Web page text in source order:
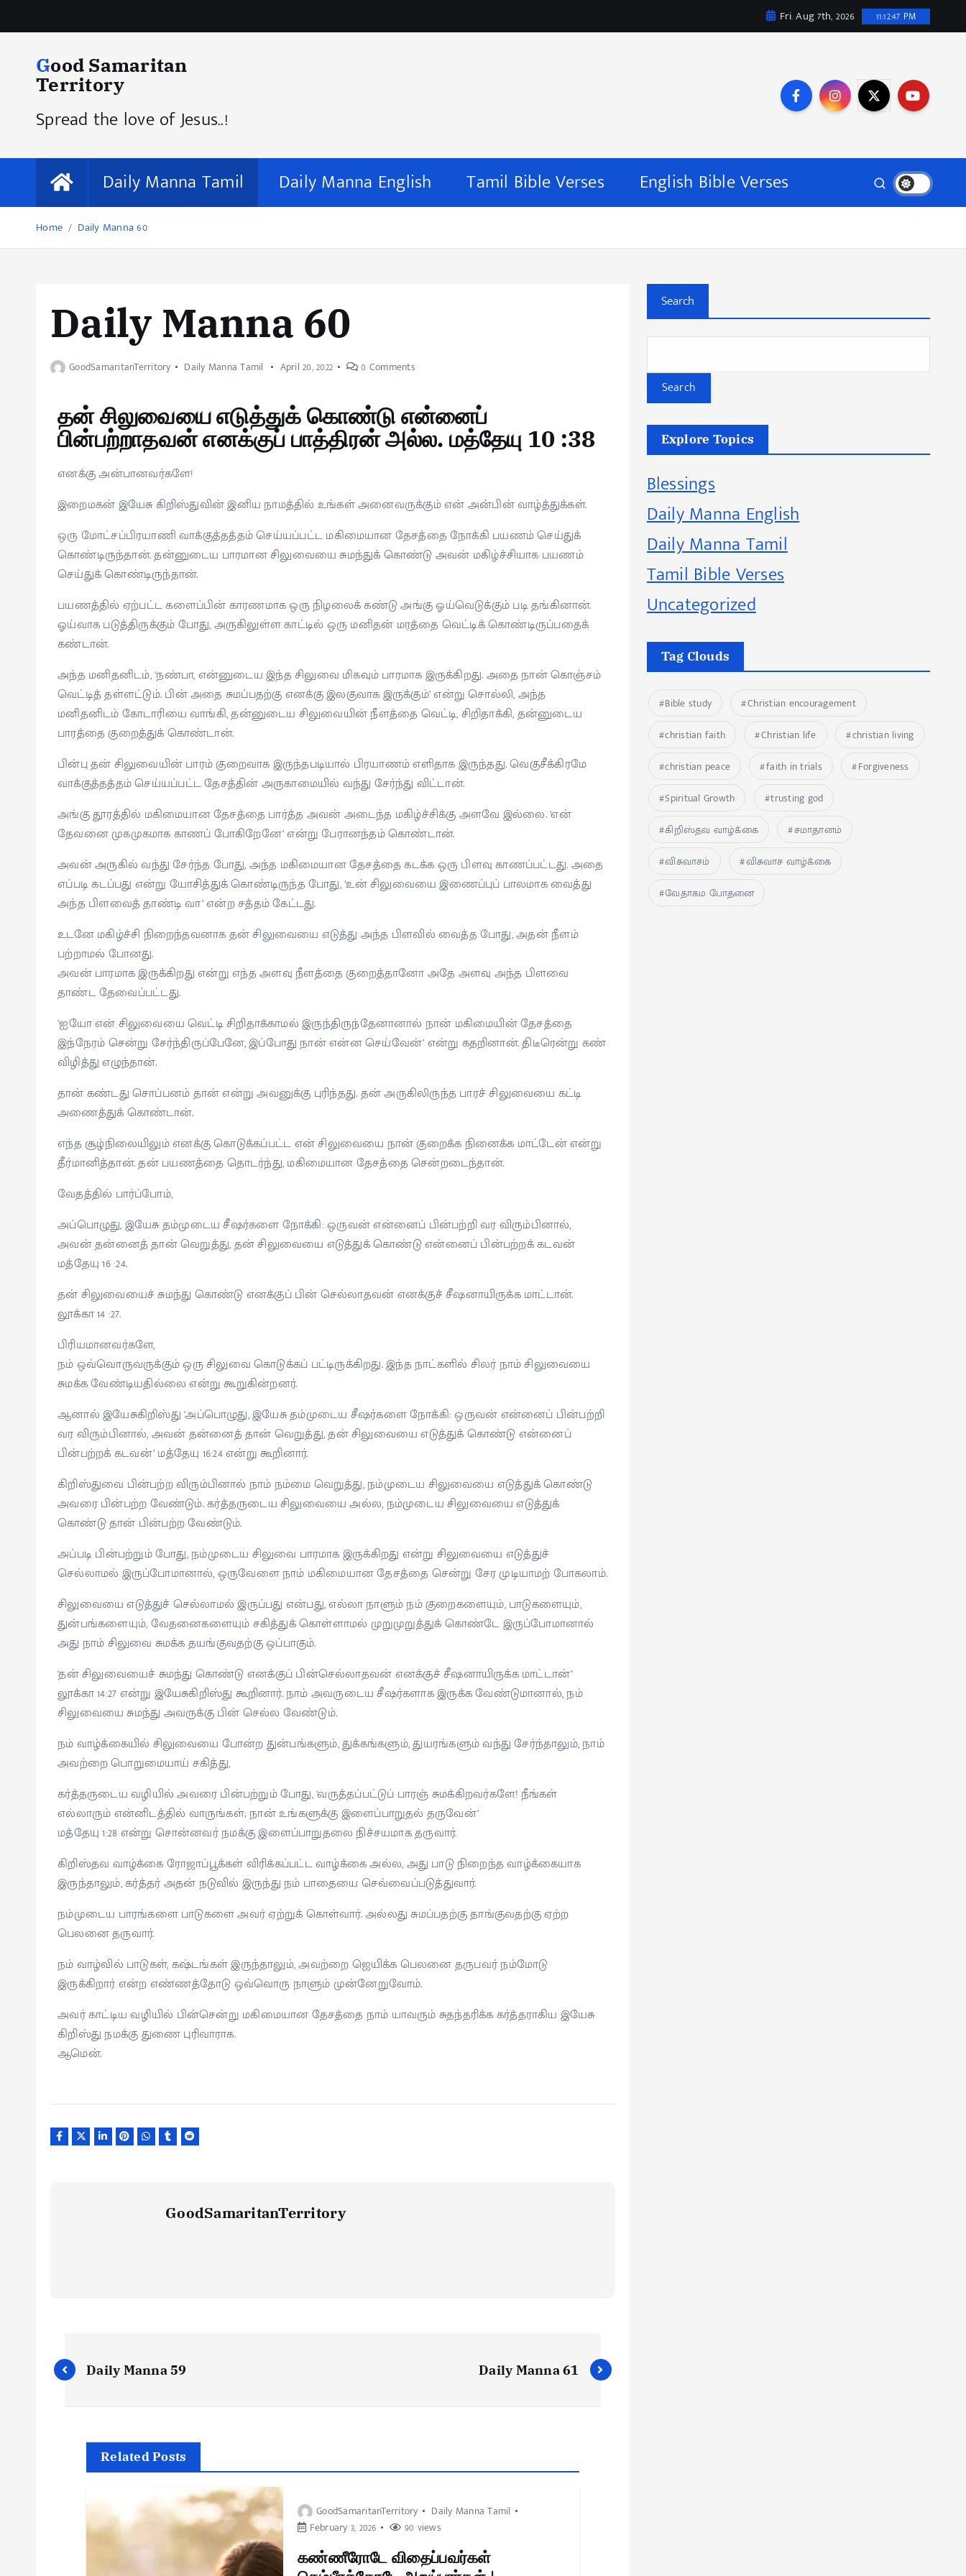
Fri. Aug 7th, 2026 11:12:48 PM
Good Samaritan
Territory
Spread the love of Jesus..!
Daily Manna Tamil Daily Manna English Tamil Bible Verses English Bible Verses
Home Daily Manna 60
Daily Manna 60
GoodSamaritanTerritory Daily Manna Tamil April 20, 2022 0 Comments
தன் சிலுவையை எடுத்துக் கொண்டு என்னைப்
பின்பற்றாதவன் எனக்குப் பாத்திரன் அல்ல. மத்தேயு 10 :38
எனக்கு அன்பானவர்களே!
இறைமகன் இயேசு கிறிஸ்துவின் இனிய நாமத்தில் உங்கள் அனைவருக்கும் என் அன்பின் வாழ்த்துக்கள்.
ஒரு மோட்சப்பிரயாணி வாக்குத்தத்தம் செய்யப்பட்ட மகிமையான தேசத்தை நோக்கி பயணம் செய்துக்
கொண்டிருந்தான். தன்னுடைய பாரமான சிலுவையை சுமந்துக் கொண்டு அவன் மகிழ்ச்சியாக பயணம்
செய்துக் கொண்டிருந்தான்.
பயணத்தில் ஏற்பட்ட களைப்பின் காரணமாக ஒரு நிழலைக் கண்டு அங்கு ஓய்வெடுக்கும் படி தங்கினான்.
ஓய்வாக படுத்திருக்கும் போது, அருகிலுள்ள காட்டில் ஒரு மனிதன் மரத்தை வெட்டிக் கொண்டிருப்பதைக்
கண்டான்.
அந்த மனிதனிடம், ‘நண்பா, என்னுடைய இந்த சிலுவை மிகவும் பாரமாக இருக்கிறது. அதை நான் கொஞ்சம்
வெட்டித் தள்ளட்டும். பின் அதை சுமப்பதற்கு எனக்கு இலகுவாக இருக்கும்’ என்று சொல்லி, அந்த
மனிதனிடம் கோடாரியை வாங்கி, தன்னுடைய சிலுவையின் நீளத்தை வெட்டி, சிறிதாக்கி, தன்னுடைய
பாரத்தை குறைத்துக் கொண்டான்.
பின்பு தன் சிலுவையின் பாரம் குறைவாக இருந்தபடியால் பிரயாணம் எளிதாக இருந்தது. வெகுசீக்கிரமே
வாக்குத்தத்தம் செய்யப்பட்ட தேசத்தின் அருகாமையில் வந்து சேர்ந்து விட்டான்.
அங்கு தூரத்தில் மகிமையான தேசத்தை பார்த்த அவன் அடைந்த மகிழ்ச்சிக்கு அளவே இல்லை. ‘என்
தேவனை முகமுகமாக காணப் போகிறேனே’ என்று பேரானந்தம் கொண்டான்.
அவன் அருகில் வந்து சேர்ந்த போது, அந்த மகிமையான தேசத்தை கடக்க ஒரு பிளவு காணப்பட்டது. அதை
எப்படி கடப்பது என்று யோசித்துக் கொண்டிருந்த போது, ‘உன் சிலுவையை இணைப்புப் பாலமாக வைத்து
அந்த பிளவைத் தாண்டி வா’ என்ற சத்தம் கேட்டது.
உடனே மகிழ்ச்சி நிறைந்தவனாக தன் சிலுவையை எடுத்து அந்த பிளவில் வைத்த போது, அதன் நீளம்
பற்றாமல் போனது.
அவன் பாரமாக இருக்கிறது என்று எந்த அளவு நீளத்தை குறைத்தானோ அதே அளவு அந்த பிளவை
தாண்ட தேவைப்பட்டது.
‘ஐயோ என் சிலுவையை வெட்டி சிறிதாக்காமல் இருந்திருந்தேனானால் நான் மகிமையின் தேசத்தை
இந்நேரம் சென்று சேர்ந்திருப்பேனே, இப்போது நான் என்ன செய்வேன்’ என்று கதறினான். திடீரென்று கண்
விழித்து எழுந்தான்.
தான் கண்டது சொப்பனம் தான் என்று அவனுக்கு புரிந்தது. தன் அருகிலிருந்த பாரச் சிலுவையை கட்டி
அணைத்துக் கொண்டான்.
எந்த சூழ்நிலையிலும் எனக்கு கொடுக்கப்பட்ட என் சிலுவையை நான் குறைக்க நினைக்க மாட்டேன் என்று
தீர்மானித்தான். தன் பயணத்தை தொடர்ந்து, மகிமையான தேசத்தை சென்றடைந்தான்.
வேதத்தில் பார்ப்போம்,
அப்பொழுது, இயேசு தம்முடைய சீஷர்களை நோக்கி: ஒருவன் என்னைப் பின்பற்றி வர விரும்பினால்,
அவன் தன்னைத் தான் வெறுத்து, தன் சிலுவையை எடுத்துக் கொண்டு என்னைப் பின்பற்றக் கடவன்
மத்தேயு 16 :24.
தன் சிலுவையைச் சுமந்து கொண்டு எனக்குப் பின் செல்லாதவன் எனக்குச் சீஷனாயிருக்க மாட்டான்.
லூக்கா 14 :27.
பிரியமானவர்களே,
நம் ஒவ்வொருவருக்கும் ஒரு சிலுவை கொடுக்கப் பட்டிருக்கிறது. இந்த நாட்களில் சிலர் நாம் சிலுவையை
சுமக்க வேண்டியதில்லை என்று கூறுகின்றனர்.
ஆனால் இயேசுகிறிஸ்து ‘அப்பொழுது, இயேசு தம்முடைய சீஷர்களை நோக்கி: ஒருவன் என்னைப் பின்பற்றி
வர விரும்பினால், அவன் தன்னைத் தான் வெறுத்து, தன் சிலுவையை எடுத்துக் கொண்டு என்னைப்
பின்பற்றக் கடவன்’ மத்தேயு 16:24 என்று கூறினார்.
கிறிஸ்துவை பின்பற்ற விரும்பினால் நாம் நம்மை வெறுத்து, நம்முடைய சிலுவையை எடுத்துக் கொண்டு
அவரை பின்பற்ற வேண்டும். கர்த்தருடைய சிலுவையை அல்ல, நம்முடைய சிலுவையை எடுத்துக்
கொண்டு தான் பின்பற்ற வேண்டும்.
அப்படி பின்பற்றும் போது, நம்முடைய சிலுவை பாரமாக இருக்கிறது என்று சிலுவையை எடுத்துச்
செல்லாமல் இருப்போமானால், ஒருவேளை நாம் மகிமையான தேசத்தை சென்று சேர முடியாமற் போகலாம்.
சிலுவையை எடுத்துச் செல்லாமல் இருப்பது என்பது, எல்லா நாளும் நம் குறைகளையும், பாடுகளையும்,
துன்பங்களையும், வேதனைகளையும் சகித்துக் கொள்ளாமல் முறுமுறுத்துக் கொண்டே இருப்போமானால்
அது நாம் சிலுவை சுமக்க தயங்குவதற்கு ஒப்பாகும்.
‘தன் சிலுவையைச் சுமந்து கொண்டு எனக்குப் பின்செல்லாதவன் எனக்குச் சீஷனாயிருக்க மாட்டான்’
லூக்கா 14:27 என்று இயேசுகிறிஸ்து கூறினார். நாம் அவருடைய சீஷர்களாக இருக்க வேண்டுமானால், நம்
சிலுவையை சுமந்து அவருக்கு பின் செல்ல வேண்டும்.
நம் வாழ்க்கையில் சிலுவையை போன்ற துன்பங்களும், துக்கங்களும், துயரங்களும் வந்து சேர்ந்தாலும், நாம்
அவற்றை பொறுமையாய் சகித்து,
கர்த்தருடைய வழியில் அவரை பின்பற்றும் போது, ‘வருத்தப்பட்டுப் பாரஞ் சுமக்கிறவர்களே! நீங்கள்
எல்லாரும் என்னிடத்தில் வாருங்கள்; நான் உங்களுக்கு இளைப்பாறுதல் தருவேன்’
மத்தேயு 1:28 என்று சொன்னவர் நமக்கு இளைப்பாறுதலை நிச்சயமாக தருவார்.
கிறிஸ்தவ வாழ்க்கை ரோஜாப்பூக்கள் விரிக்கப்பட்ட வாழ்க்கை அல்ல, அது பாடு நிறைந்த வாழ்க்கையாக
இருந்தாலும், கர்த்தர் அதன் நடுவில் இருந்து நம் பாதையை செவ்வைப்படுத்துவார்.
நம்முடைய பாரங்களை பாடுகளை அவர் ஏற்றுக் கொள்வார். அல்லது சுமப்பதற்கு தாங்குவதற்கு ஏற்ற
பெலனை தருவார்.
நம் வாழ்வில் பாடுகள், கஷ்டங்கள் இருந்தாலும், அவற்றை ஜெயிக்க பெலனை தருபவர் நம்மோடு
இருக்கிறார் என்ற எண்ணத்தோடு ஒவ்வொரு நாளும் முன்னேறுவோம்.
அவர் காட்டிய வழியில் பின்சென்று மகிமையான தேசத்தை நாம் யாவரும் சுதந்தரிக்க கர்த்தராகிய இயேசு
கிறிஸ்து நமக்கு துணை புரிவாராக.
ஆமென்.
GoodSamaritanTerritory
Daily Manna 59 Daily Manna 61
Related Posts
GoodSamaritanTerritory
Daily Manna Tamil
February 3, 2026
90 views
கண்ணீரோடே விதைப்பவர்கள்
Search
Search
Explore Topics
Blessings
Daily Manna English
Daily Manna Tamil
Tamil Bible Verses
Uncategorized
Tag Clouds
Bible study
Christian encouragement
christian faith
Christian life
christian living
christian peace
faith in trials
Forgiveness
Spiritual Growth
trusting god
கிறிஸ்தவ வாழ்க்கை
சமாதானம்
விசுவாசம்
விசுவாச வாழ்க்கை
வேதாகம போதனை